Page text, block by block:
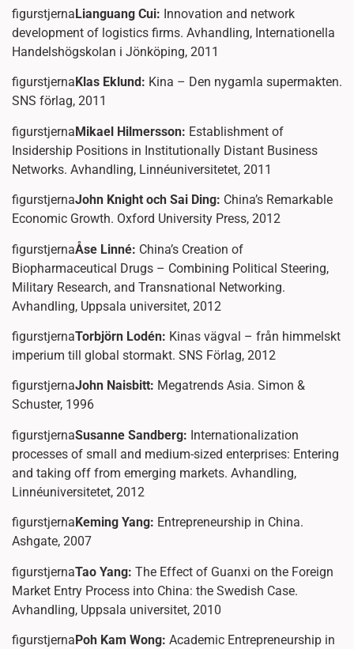
figurstjernaLianguang Cui: Innovation and network
development of logistics firms. Avhandling, Internationella
Handelshögskolan i Jönköping, 2011
figurstjerna Klas Eklund: Kina – Den nygamla supermakten.
SNS förlag, 2011
figurstjernaMikael Hilmersson: Establishment of
Insidership Positions in Institutionally Distant Business
Networks. Avhandling, Linnéuniversitetet, 2011
figurstjernaJohn Knight och Sai Ding: China’s Remarkable
Economic Growth. Oxford University Press, 2012
figurstjernaÅse Linné: China’s Creation of
Biopharmaceutical Drugs – Combining Political Steering,
Military Research, and Transnational Networking.
Avhandling, Uppsala universitet, 2012
figurstjernaTorbjörn Lodén: Kinas vägval – från himmelskt
imperium till global stormakt. SNS Förlag, 2012
figurstjernaJohn Naisbitt: Megatrends Asia. Simon &
Schuster, 1996
figurstjernaSusanne Sandberg: Internationalization
processes of small and medium-sized enterprises: Entering
and taking off from emerging markets. Avhandling,
Linnéuniversitetet, 2012
figurstjernaKeming Yang: Entrepreneurship in China.
Ashgate, 2007
figurstjernaTao Yang: The Effect of Guanxi on the Foreign
Market Entry Process into China: the Swedish Case.
Avhandling, Uppsala universitet, 2010
figurstjernaPoh Kam Wong: Academic Entrepreneurship in